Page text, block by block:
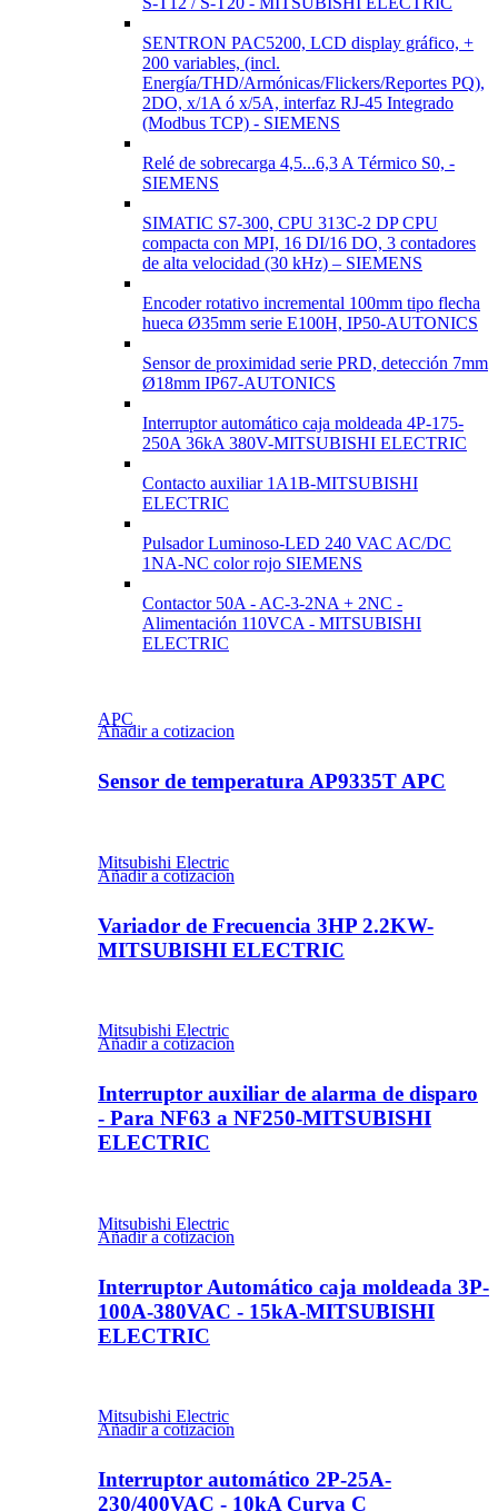
SENTRON PAC5200, LCD display gráfico, +
200 variables, (incl.
Energía/THD/Armónicas/Flickers/Reportes PQ),
2DO, x/1A ó x/5A, interfaz RJ-45 Integrado
(Modbus TCP) - SIEMENS
Relé de sobrecarga 4,5...6,3 A Térmico S0, -
SIEMENS
SIMATIC S7-300, CPU 313C-2 DP CPU
compacta con MPI, 16 DI/16 DO, 3 contadores
de alta velocidad (30 kHz) – SIEMENS
Encoder rotativo incremental 100mm tipo flecha
hueca Ø35mm serie E100H, IP50-AUTONICS
Sensor de proximidad serie PRD, detección 7mm
Ø18mm IP67-AUTONICS
Interruptor automático caja moldeada 4P-175-
250A 36kA 380V-MITSUBISHI ELECTRIC
Contacto auxiliar 1A1B-MITSUBISHI
ELECTRIC
Pulsador Luminoso-LED 240 VAC AC/DC
1NA-NC color rojo SIEMENS
Contactor 50A - AC-3-2NA + 2NC -
Alimentación 110VCA - MITSUBISHI
ELECTRIC
APC
Añadir a cotizacion
Sensor de temperatura AP9335T APC
Mitsubishi Electric
Añadir a cotizacion
Variador de Frecuencia 3HP 2.2KW-
MITSUBISHI ELECTRIC
Mitsubishi Electric
Añadir a cotizacion
Interruptor auxiliar de alarma de disparo
- Para NF63 a NF250-MITSUBISHI
ELECTRIC
Mitsubishi Electric
Añadir a cotizacion
Interruptor Automático caja moldeada 3P-
100A-380VAC - 15kA-MITSUBISHI
ELECTRIC
Mitsubishi Electric
Añadir a cotizacion
Interruptor automático 2P-25A-
230/400VAC - 10kA Curva C